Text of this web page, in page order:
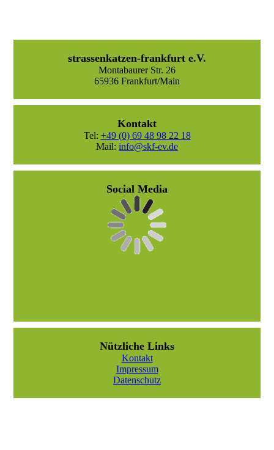
strassenkatzen-frankfurt e.V.
Montabaurer Str. 26
65936 Frankfurt/Main
Kontakt
Tel: +49 (0) 69 48 98 22 18
Mail: info@skf-ev.de
Social Media
Nützliche Links
Kontakt
Impressum
Datenschutz